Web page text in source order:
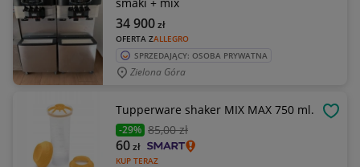
OFERTA ZALLEGRO
34 900zł
SPRZEDAJĄCY: OSOBA PRYWATNA
Zielona Góra
Tupperware shaker MIX MAX 750 ml.
-29% 85,00 zł
KUP TERAZ
60zł